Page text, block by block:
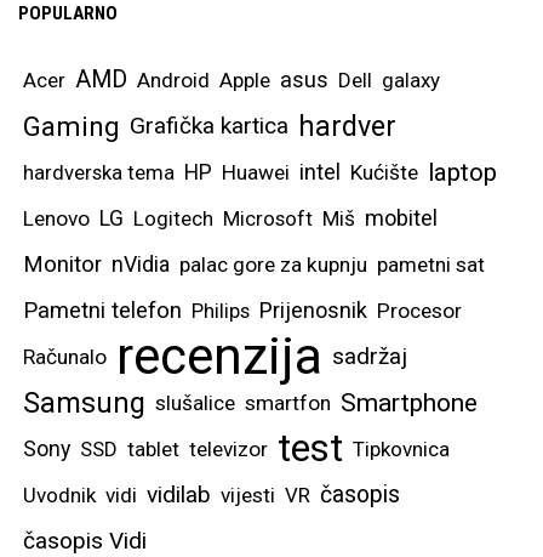
POPULARNO
Acer AMD Android Apple asus Dell galaxy
Gaming Grafička kartica hardver
hardverska tema HP Huawei intel Kućište laptop
Lenovo LG Logitech Microsoft Miš mobitel
Monitor nVidia palac gore za kupnju pametni sat
Pametni telefon Philips Prijenosnik Procesor
Računalo recenzija sadržaj
Samsung slušalice smartfon Smartphone
Sony SSD tablet televizor test Tipkovnica
Uvodnik vidi vidilab vijesti VR časopis
časopis Vidi